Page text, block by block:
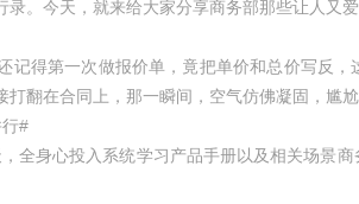
录。今天，就来给大家分享商务部那些让人又
第一次做报价单，竟把单价和总价写反，
打翻在合同上，那一瞬间，空气仿佛凝固，尴
#
身心投入系统学习产品手册以及相关场景商